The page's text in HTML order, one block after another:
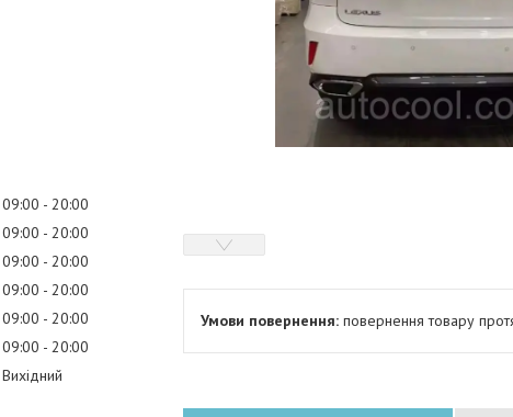
09:00
20:00
09:00
20:00
09:00
20:00
09:00
20:00
09:00
20:00
09:00
20:00
Вихідний
повернення товару